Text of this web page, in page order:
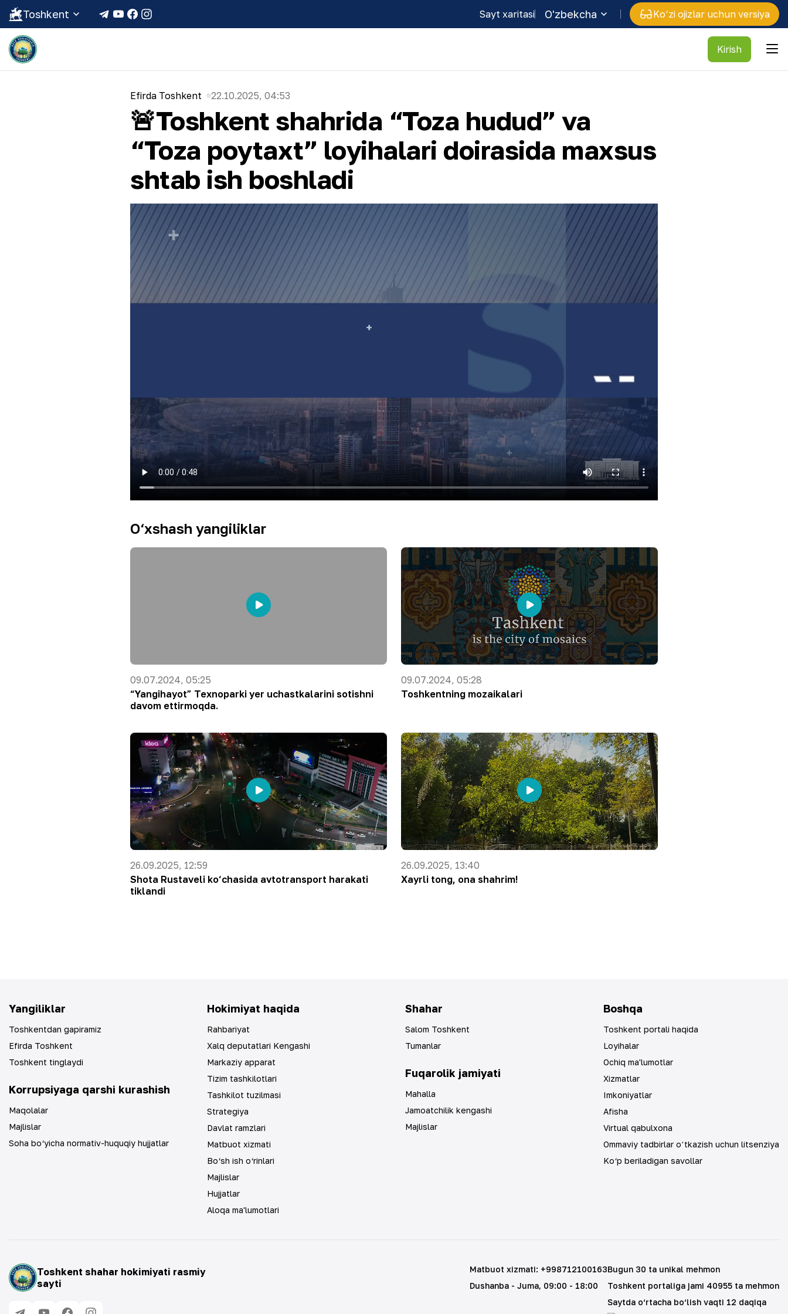
Toshkent Sayt xaritasi O'zbekcha Ko‘zi ojizlar uchun versiya
Kirish
Efirda Toshkent 22.10.2025, 04:53
🚨Toshkent shahrida “Toza hudud” va
“Toza poytaxt” loyihalari doirasida maxsus
shtab ish boshladi
O‘xshash yangiliklar
09.07.2024, 05:25
“Yangihayot” Texnoparki yer uchastkalarini sotishni
davom ettirmoqda.
09.07.2024, 05:28
Toshkentning mozaikalari
26.09.2025, 12:59
Shota Rustaveli ko‘chasida avtotransport harakati
tiklandi
26.09.2025, 13:40
Xayrli tong, ona shahrim!
Yangiliklar
Toshkentdan gapiramiz
Efirda Toshkent
Toshkent tinglaydi
Korrupsiyaga qarshi kurashish
Maqolalar
Majlislar
Soha bo‘yicha normativ-huquqiy hujjatlar
Hokimiyat haqida
Rahbariyat
Xalq deputatlari Kengashi
Markaziy apparat
Tizim tashkilotlari
Tashkilot tuzilmasi
Strategiya
Davlat ramzlari
Matbuot xizmati
Bo‘sh ish o‘rinlari
Majlislar
Hujjatlar
Aloqa ma'lumotlari
Shahar
Salom Toshkent
Tumanlar
Fuqarolik jamiyati
Mahalla
Jamoatchilik kengashi
Majlislar
Boshqa
Toshkent portali haqida
Loyihalar
Ochiq ma'lumotlar
Xizmatlar
Imkoniyatlar
Afisha
Virtual qabulxona
Ommaviy tadbirlar oʻtkazish uchun litsenziya
Ko‘p beriladigan savollar
Toshkent shahar hokimiyati rasmiy
sayti
Matbuot xizmati: +998712100163
Dushanba - Juma, 09:00 - 18:00
Bugun 30 ta unikal mehmon
Toshkent portaliga jami 40955 ta mehmon
Saytda o‘rtacha bo‘lish vaqti 12 daqiqa